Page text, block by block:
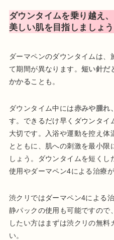
ダウンタイムを乗り越え、
美しい肌を目指しましょう
ダーマペンのダウンタイムは、
て期間が異なります。 短い針だ
かかることも。
ダウンタイム中には赤みや腫れ
す。できるだけ早くダウンタイ
大切です。入浴や運動を控え体
とともに、肌への刺激を最小限
しょう。ダウンタイムを短く
使用やダーマペン4による治療
渋クリではダーマペン4による
静パックの使用も可能ですので
したい方はまずは渋クリの無料
い。